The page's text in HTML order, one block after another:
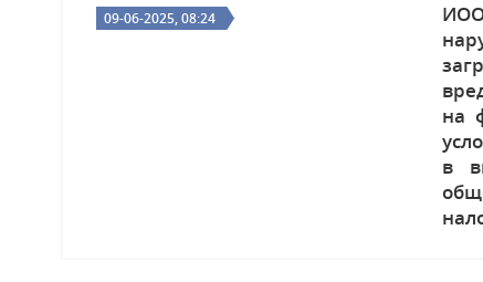
09-06-2025, 08:24
на
в